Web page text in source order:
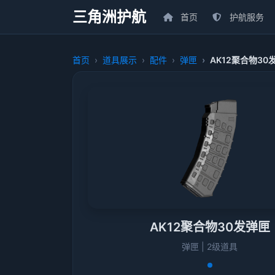
三角洲护航 首页 护航服务
首页 道具展示 配件 弹匣 AK12聚合物30
AK12聚合物30发弹匣
弹匣 | 2级道具